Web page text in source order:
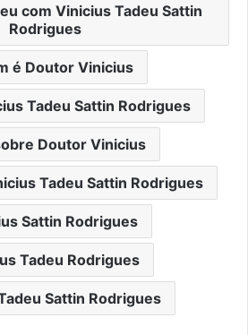
com Vinicius Tadeu Sattin
Rodrigues
é Doutor Vinicius
Tadeu Sattin Rodrigues
Doutor Vinicius
Tadeu Sattin Rodrigues
Sattin Rodrigues
Tadeu Rodrigues
Sattin Rodrigues